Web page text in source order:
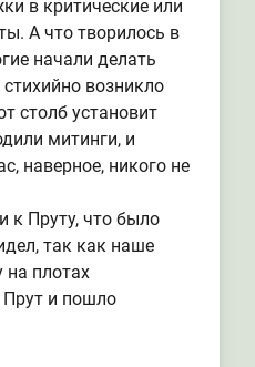
в критические или
А что творилось в
начали делать
возникло
столб установит
митинги, и
наверное, никого не
к Пруту, что было
так как наше
на плотах
Прут и пошло